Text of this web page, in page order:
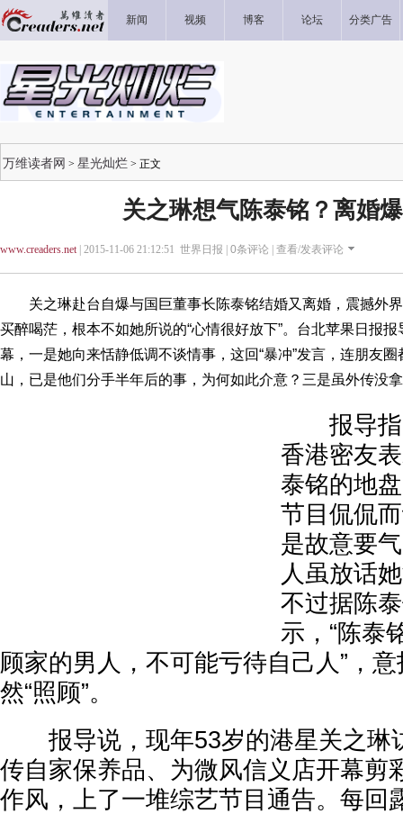
新闻 视频 博客 论坛 分类广告
万维读者网 > 星光灿烂 > 正文
关之琳想气陈泰铭？离婚
www.creaders.net| 2015-11-06 21:12:51 世界日报 | 0条评论 | 查看/发表评论
关之琳赴台自爆与国巨董事长陈泰铭结婚又离婚，震撼外界
买醉喝茫，根本不如她所说的“心情很好放下”。台北苹果日报
幕，一是她向来恬静低调不谈情事，这回“暴冲”发言，连朋友
山，已是他们分手半年后的事，为何如此介意？三是虽外传没
报导指
香港密友
泰铭的地
节目侃侃
是故意要
人虽放话
不过据陈
示，“陈泰
顾家的男人，不可能亏待自己人”，
然“照顾”。
报导说，现年53岁的港星关之琳
传自家保养品、为微风信义店开幕剪
作风，上了一堆综艺节目通告。每回